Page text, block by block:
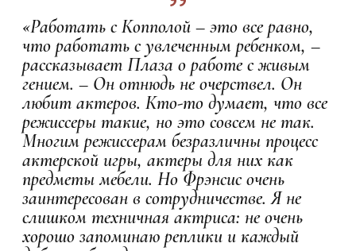
«Работать с Копполой – это все равно,
что работать с увлеченным ребенком, –
рассказывает Плаза о работе с живым
гением. – Он отнюдь не очерствел. Он
любит актеров. Кто-то думает, что все
режиссеры такие, но это совсем не так.
Многим режиссерам безразличны процесс
актерской игры, актеры для них как
предметы мебели. Но Фрэнсис очень
заинтересован в сотрудничестве. Я не
слишком техничная актриса: не очень
хорошо запоминаю реплики и каждый